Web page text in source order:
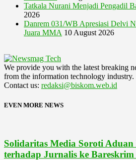
Tatkala Nurani Menjadi Pengadil
2026
Danrem 031/WB Apresiasi Delvi
Juara MMA 10 August 2026
We provide you with the latest breaking
from the information technology industry.
Contact us: redaksi@biskom.web.id
EVEN MORE NEWS
Solidaritas Media Soroti
terhadap Jurnalis ke